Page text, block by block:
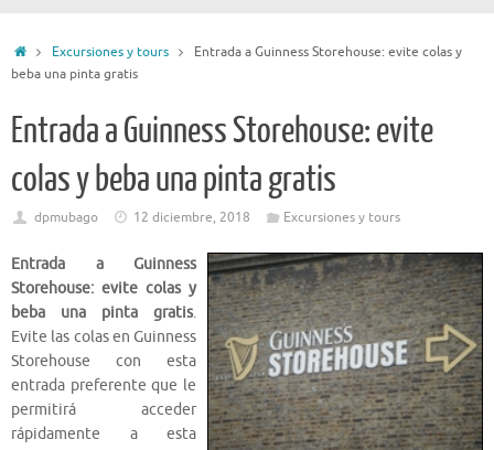
InicioExcursiones y tours
Entrada a Guinness Storehouse: evite colas y
beba una pinta gratis
Entrada a Guinness Storehouse: evite
colas y beba una pinta gratis
dpmubago 12 diciembre, 2018 Excursiones y tours
Entrada a Guinness
Storehouse: evite colas y
beba una pinta gratis.
Evite las colas en Guinness
Storehouse con esta
entrada preferente que le
permitirá acceder
rápidamente a esta